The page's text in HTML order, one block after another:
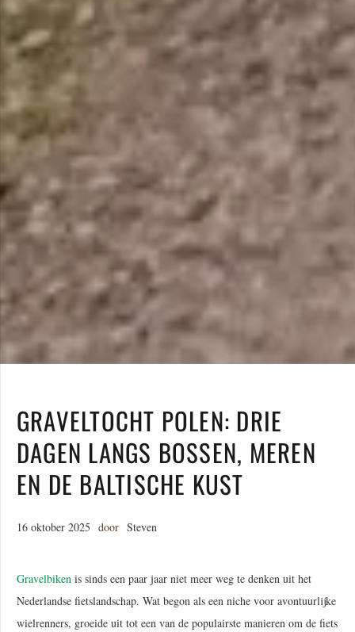
GRAVELTOCHT POLEN: DRIE
DAGEN LANGS BOSSEN, MEREN
EN DE BALTISCHE KUST
16 oktober 2025 door Steven
Gravelbiken is sinds een paar jaar niet meer weg te denken uit het
Nederlandse fietslandschap. Wat begon als een niche voor avontuurlijke
wielrenners, groeide uit tot een van de populairste manieren om de fiets